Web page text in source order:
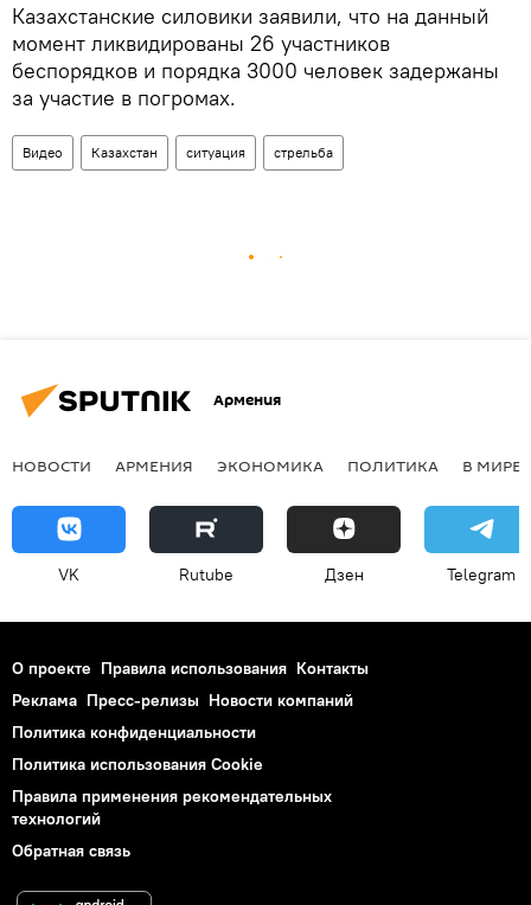
Казахстанские силовики заявили, что на данный
момент ликвидированы 26 участников
беспорядков и порядка 3000 человек задержаны
за участие в погромах.
Видео Казахстан ситуация стрельба
Армения
НОВОСТИ АРМЕНИЯ ЭКОНОМИКА ПОЛИТИКА В МИРЕ
VK Rutube Дзен Telegram
О проекте Правила использования Контакты
Реклама Пресс-релизы Новости компаний
Политика конфиденциальности
Политика использования Cookie
Правила применения рекомендательных
технологий
Обратная связь